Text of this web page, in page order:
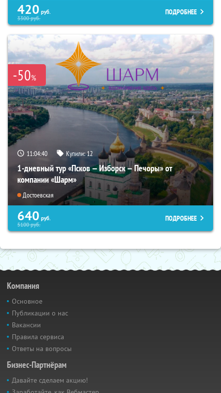
420 руб.
3300руб.
ПОДРОБНЕЕ
-50%
11:04:39 Купили:12
1-дневный тур «Псков — Изборск — Печоры» от
компании «Шарм»
Достоевская
640 руб.
5100руб.
ПОДРОБНЕЕ
Компания
Основное
Публикации о нас
Вакансии
Правила сервиса
Ответы на вопросы
Бизнес-Партнёрам
Давайте сделаем акцию!